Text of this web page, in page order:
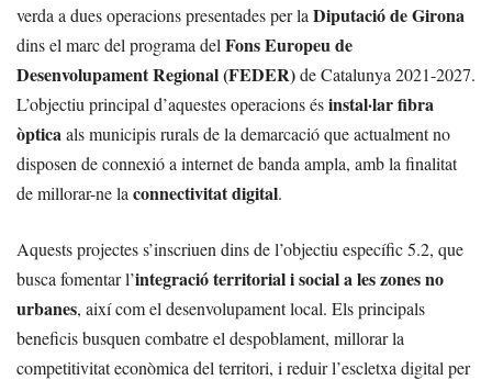
verda a dues operacions presentades per la Diputació de Girona
dins el marc del programa del Fons Europeu de
Desenvolupament Regional (FEDER)de Catalunya 2021-2027.
L’objectiu principal d’aquestes operacions ésinstal·lar fibra
òpticaals municipis rurals de la demarcació que actualment no
disposen de connexió a internet de banda ampla, amb la finalitat
de millorar-ne la connectivitat digital.
Aquests projectes s’inscriuen dins de l’objectiu específic 5.2, que
busca fomentar l’integració territorial i social a les zones no
urbanes, així com el desenvolupament local. Els principals
beneficis busquen combatre el despoblament, millorar la
competitivitat econòmica del territori, i reduir l’escletxa digital per